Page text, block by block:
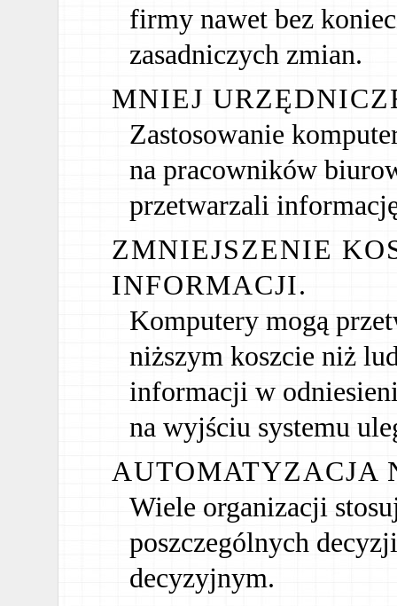
firmy nawet bez
zasadniczych zmian.
MNIEJ
Zastosowanie
na pracowników
przetwarzali
ZMNIEJSZENIE
INFORMACJI.
Komputery mogą
niższym koszcie niż
informacji w
na wyjściu systemu
AUTOMATYZACJA
Wiele organizacji
poszczególnych
decyzyjnym.